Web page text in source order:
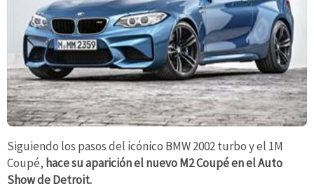
Siguiendo los pasos del icónico BMW 2002 turbo y el 1M
Coupé, hace su aparición el nuevo M2 Coupé en el Auto
Show de Detroit.